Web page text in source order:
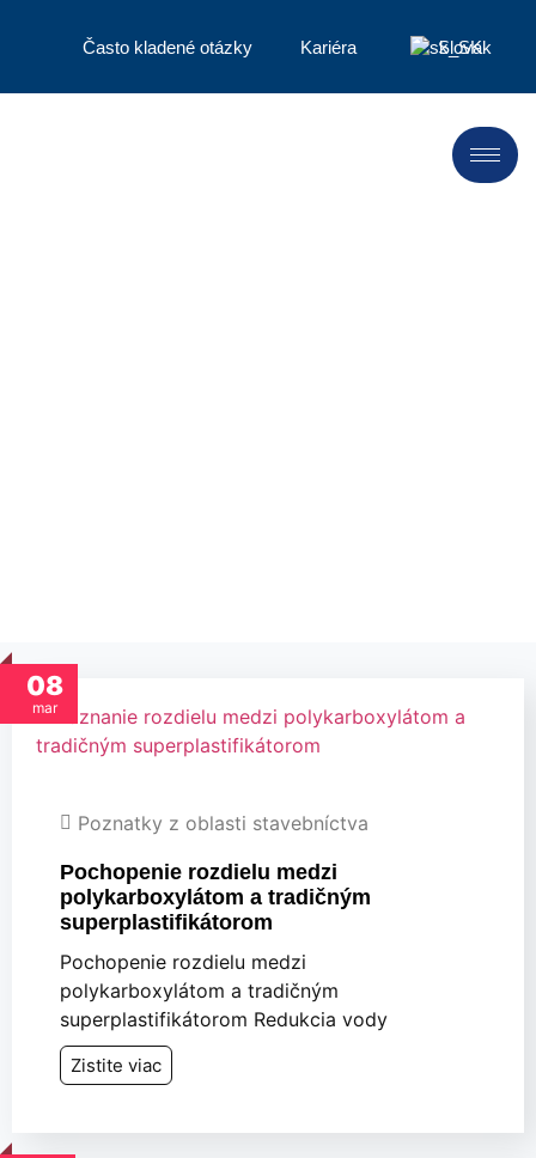
Často kladené otázky Kariéra Slovak
08
mar
Poznatky z oblasti stavebníctva
Pochopenie rozdielu medzi
polykarboxylátom a tradičným
superplastifikátorom
Pochopenie rozdielu medzi
polykarboxylátom a tradičným
superplastifikátorom Redukcia vody
Zistite viac